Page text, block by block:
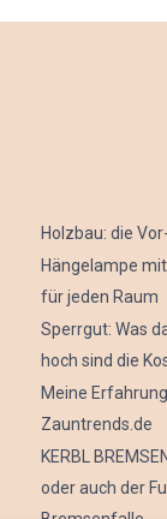
Holzbau: die
Hängelampe
für jeden Raum
Sperrgut: Was
hoch sind die
Meine
Zauntrends.de
KERBL
oder auch der